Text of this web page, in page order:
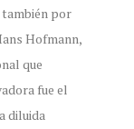
por
Hofmann,
que
fue el
diluida